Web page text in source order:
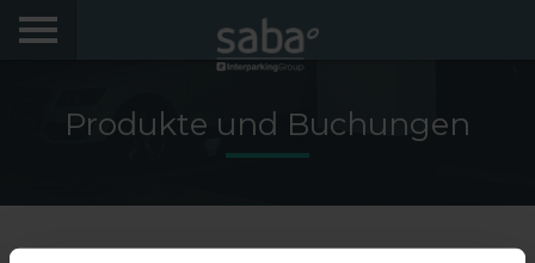
PRODUKTE UND BUCHUNGEN
Produkte und Buchungen